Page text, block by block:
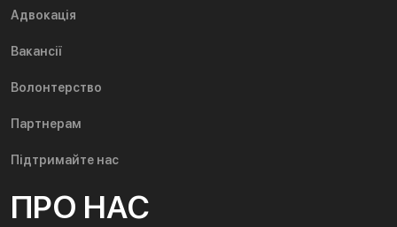
Адвокація
Вакансії
Волонтерство
Партнерам
Підтримайте нас
ПРО НАС